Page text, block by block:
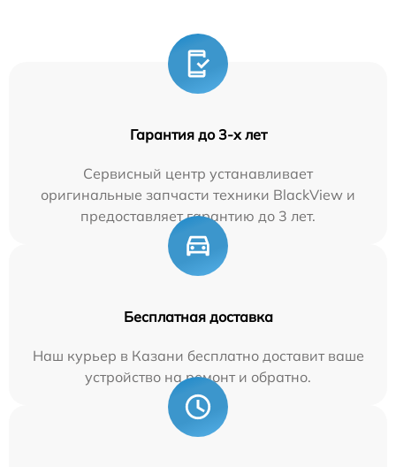
Гарантия до 3-х лет
Сервисный центр устанавливает
оригинальные запчасти техники BlackView и
предоставляет гарантию до 3 лет.
Бесплатная доставка
Наш курьер в Казани бесплатно доставит ваше
устройство на ремонт и обратно.